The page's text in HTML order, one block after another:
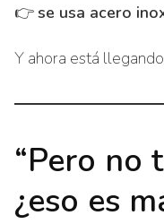
👉se usa acero
Y ahora está
“Pero no
¿eso es